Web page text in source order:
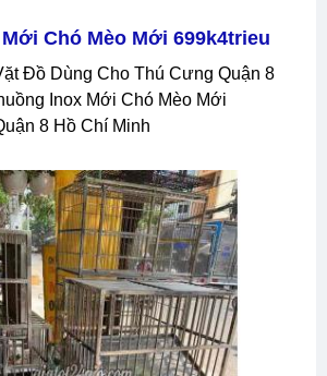
Chó Mèo Mới 699k4trieu
Inox Mới Chó Mèo Mới
8 Hồ Chí Minh